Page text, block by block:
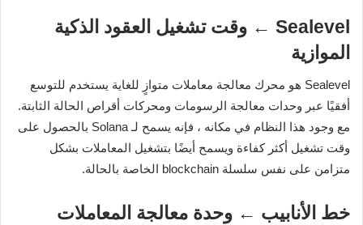
Sealevel ← وقت تشغيل العقود الذكية
الموازية
Sealevel هو محرك معالجة معاملات متوازٍ للغاية يستخدم للتوسع
أفقيًا عبر وحدات معالجة الرسومات ومحركات أقراص الحالة الثابتة.
مع وجود هذا النظام في مكانه ، فإنه يسمح لـ Solana بالحصول على
وقت تشغيل أكثر كفاءة ويسمح أيضًا بتشغيل المعاملات بشكل
متزامن على نفس سلسلة blockchain الخاصة بالحالة.
خط الأنابيب ← وحدة معالجة المعاملات